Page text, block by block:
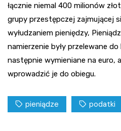
łącznie niemal 400 milionów
grupy przestępczej zajmującej
wyłudzaniem pieniędzy,
namierzenie były przelewane
następnie wymieniane na euro,
wprowadzić je do obiegu.
pieniądze podatki